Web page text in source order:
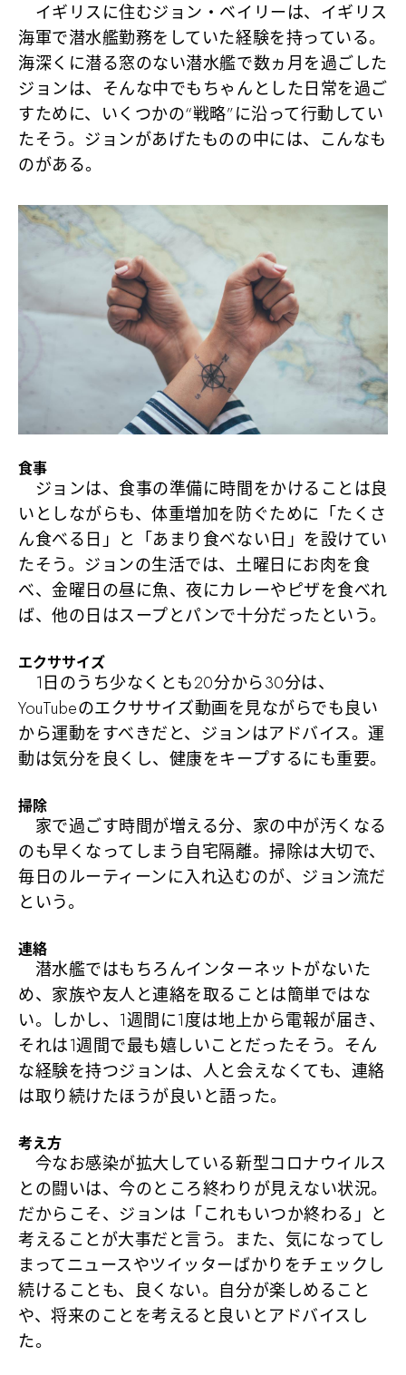
イギリスに住むジョン・ベイリーは、イギリス
海軍で潜水艦勤務をしていた経験を持っている。
海深くに潜る窓のない潜水艦で数ヵ月を過ごした
ジョンは、そんな中でもちゃんとした日常を過ご
すために、いくつかの“戦略”に沿って行動してい
たそう。ジョンがあげたものの中には、こんなも
のがある。
食事
ジョンは、食事の準備に時間をかけることは良
いとしながらも、体重増加を防ぐために「たくさ
ん食べる日」と「あまり食べない日」を設けてい
たそう。ジョンの生活では、土曜日にお肉を食
べ、金曜日の昼に魚、夜にカレーやピザを食べれ
ば、他の日はスープとパンで十分だったという。
エクササイズ
1日のうち少なくとも20分から30分は、
YouTubeのエクササイズ動画を見ながらでも良い
から運動をすべきだと、ジョンはアドバイス。運
動は気分を良くし、健康をキープするにも重要。
掃除
家で過ごす時間が増える分、家の中が汚くなる
のも早くなってしまう自宅隔離。掃除は大切で、
毎日のルーティーンに入れ込むのが、ジョン流だ
という。
連絡
潜水艦ではもちろんインターネットがないた
め、家族や友人と連絡を取ることは簡単ではな
い。しかし、1週間に1度は地上から電報が届き、
それは1週間で最も嬉しいことだったそう。そん
な経験を持つジョンは、人と会えなくても、連絡
は取り続けたほうが良いと語った。
考え方
今なお感染が拡大している新型コロナウイルス
との闘いは、今のところ終わりが見えない状況。
だからこそ、ジョンは「これもいつか終わる」と
考えることが大事だと言う。また、気になってし
まってニュースやツイッターばかりをチェックし
続けることも、良くない。自分が楽しめること
や、将来のことを考えると良いとアドバイスし
た。